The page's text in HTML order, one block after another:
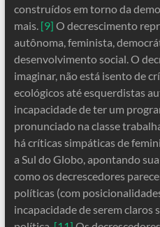
construídos em torno da
mais. [9] O decrescimento
autônoma, feminista,
desenvolvimento social. O
imaginar, não está isento de
ecológicos até esquerdistas
incapacidade de ter um
pronunciado na classe
há críticas simpáticas de
a Sul do Globo, apontando
como os decrescedores
políticas (com
incapacidade de serem claros